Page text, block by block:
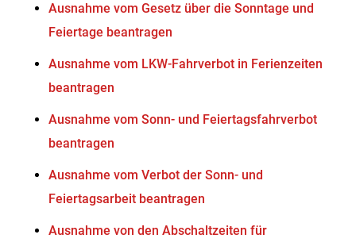
Ausnahme vom Gesetz über die Sonntage und
Feiertage beantragen
Ausnahme vom LKW-Fahrverbot in Ferienzeiten
beantragen
Ausnahme vom Sonn- und Feiertagsfahrverbot
beantragen
Ausnahme vom Verbot der Sonn- und
Feiertagsarbeit beantragen
Ausnahme von den Abschaltzeiten für